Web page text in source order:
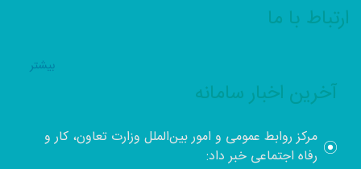
ارتباط با ما
بيشتر
آخرین اخبار سامانه
مرکز روابط عمومی و امور بین‌الملل وزارت تعاون، کار و
رفاه اجتماعی خبر داد: